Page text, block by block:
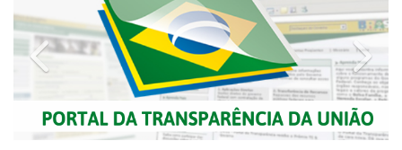
Previous